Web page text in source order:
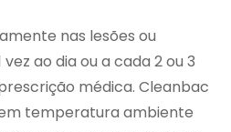
nas lesões ou
ao dia ou a cada 2 ou 3
médica. Cleanbac
temperatura ambiente